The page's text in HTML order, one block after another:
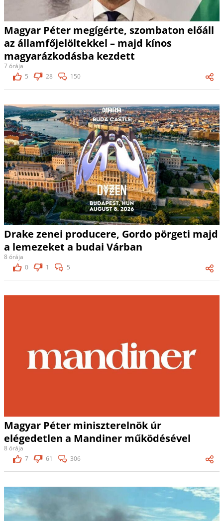
Magyar Péter megígérte, szombaton előáll
az államfőjelöltekkel – majd kínos
magyarázkodásba kezdett
7 órája
5
28 150
Drake zenei producere, Gordo pörgeti majd
a lemezeket a budai Várban
8 órája
0
1 5
Magyar Péter miniszterelnök úr
elégedetlen a Mandiner működésével
8 órája
7
61 306